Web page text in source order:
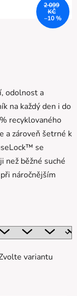
odolnost a
na každý den i do
recyklovaného
a zároveň šetrné k
se
než běžné suché
náročnějším
variantu
2 099
KČ
–10 %